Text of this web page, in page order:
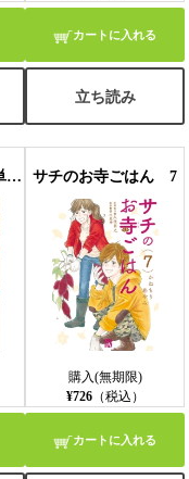
カートに入れる
立ち読み
こどものグルメ【単話】 6 サチのお寺ごはん 7
購入(無期限)
¥726（税込）
カートに入れる